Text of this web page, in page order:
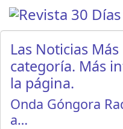
Las Noticias
categoría. Más
la página.
Onda Góngora
a…